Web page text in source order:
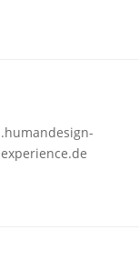
.humandesign-
experience.de